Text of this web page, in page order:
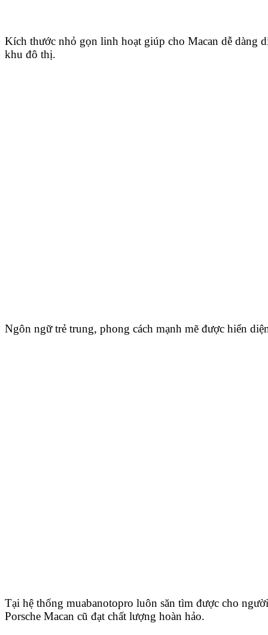
Kích thước nhỏ gọn linh hoạt giúp cho Macan dễ dàng
khu đô thị.
Ngôn ngữ trẻ trung, phong cách mạnh mẽ được hiển
Tại hệ thống muabanotopro luôn săn tìm được cho
Porsche Macan cũ đạt chất lượng hoàn hảo.